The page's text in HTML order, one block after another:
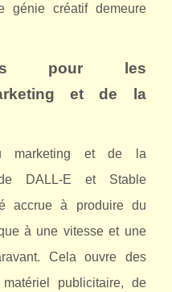
génie créatif demeure
pour les
et de la
marketing et de la
de DALL-E et Stable
accrue à produire du
à une vitesse et une
Cela ouvre des
publicitaire, de